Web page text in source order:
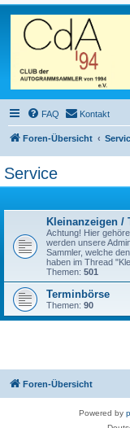
FAQ Kontakt
Foren-Übersicht
Service
Kleinanzeigen /
Achtung! Hier
werden unsere
Sammler, welche
haben im Thread
Themen: 501
Terminbörse
Themen: 90
Foren-Übersicht
Powered by